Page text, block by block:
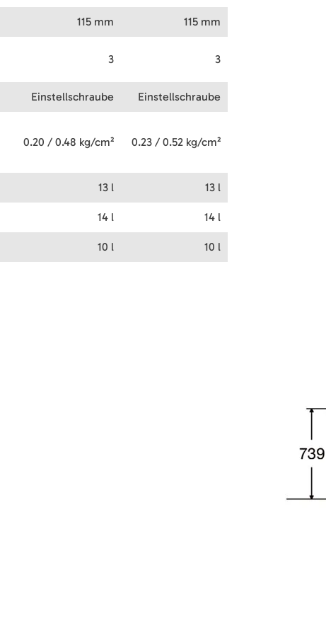
115 mm 115 mm
3 3
Einstellschraube Einstellschraube
0.20 / 0.48 kg/cm² 0.23 / 0.52 kg/cm²
13 l 13 l
14 l 14 l
10 l 10 l